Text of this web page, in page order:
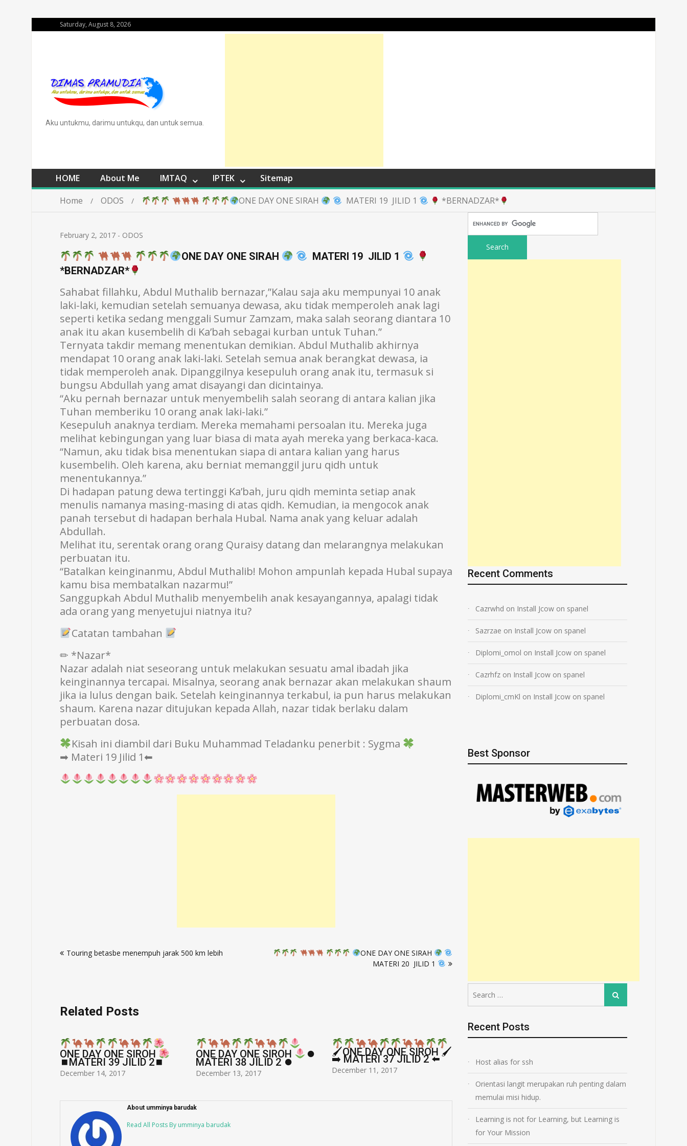
Saturday, August 8, 2026
Aku untukmu, darimu untukqu, dan untuk semua.
HOME About Me IMTAQ IPTEK
Sitemap
Home
ODOS ONE DAY ONE SIRAH MATERI 19 JILID 1 *BERNADZAR*
February 2, 2017 - ODOS
ONE DAY ONE SIRAH
MATERI 19 JILID 1
*BERNADZAR*
Sahabat fillahku, Abdul Muthalib bernazar,”Kalau saja aku mempunyai 10 anak
laki-laki, kemudian setelah semuanya dewasa, aku tidak memperoleh anak lagi
seperti ketika sedang menggali Sumur Zamzam, maka salah seorang diantara 10
anak itu akan kusembelih di Ka’bah sebagai kurban untuk Tuhan.”
Ternyata takdir memang menentukan demikian. Abdul Muthalib akhirnya
mendapat 10 orang anak laki-laki. Setelah semua anak berangkat dewasa, ia
tidak memperoleh anak. Dipanggilnya kesepuluh orang anak itu, termasuk si
bungsu Abdullah yang amat disayangi dan dicintainya.
“Aku pernah bernazar untuk menyembelih salah seorang di antara kalian jika
Tuhan memberiku 10 orang anak laki-laki.”
Kesepuluh anaknya terdiam. Mereka memahami persoalan itu. Mereka juga
melihat kebingungan yang luar biasa di mata ayah mereka yang berkaca-kaca.
“Namun, aku tidak bisa menentukan siapa di antara kalian yang harus
kusembelih. Oleh karena, aku berniat memanggil juru qidh untuk
menentukannya.”
Di hadapan patung dewa tertinggi Ka’bah, juru qidh meminta setiap anak
menulis namanya masing-masing di atas qidh. Kemudian, ia mengocok anak
panah tersebut di hadapan berhala Hubal. Nama anak yang keluar adalah
Abdullah.
Melihat itu, serentak orang orang Quraisy datang dan melarangnya melakukan
perbuatan itu.
“Batalkan keinginanmu, Abdul Muthalib! Mohon ampunlah kepada Hubal supaya
kamu bisa membatalkan nazarmu!”
Sanggupkah Abdul Muthalib menyembelih anak kesayangannya, apalagi tidak
ada orang yang menyetujui niatnya itu?
Catatan tambahan
✏ *Nazar*
Nazar adalah niat seseorang untuk melakukan sesuatu amal ibadah jika
keinginannya tercapai. Misalnya, seorang anak bernazar akan melakukan shaum
jika ia lulus dengan baik. Setelah keinginannya terkabul, ia pun harus melakukan
shaum. Karena nazar ditujukan kepada Allah, nazar tidak berlaku dalam
perbuatan dosa.
Kisah ini diambil dari Buku Muhammad Teladanku penerbit : Sygma
➡ Materi 19 Jilid 1⬅
navigation
Touring betasbe menempuh jarak 500 km lebih
ONE DAY ONE SIRAH
MATERI 20 JILID 1
Related Posts
ONE DAY ONE SIROH
⏹MATERI 39 JILID 2⏹
December 14, 2017
ONE DAY ONE SIROH ⏺
MATERI 38 JILID 2 ⏺
December 13, 2017
🖌ONE DAY ONE SIROH 🖌
➡ MATERI 37 JILID 2 ⬅
December 11, 2017
⏺ MATERI 36 JILID 2 ⏺
October 4, 2017 January 16, 2018
About umminya barudak
Read All Posts By umminya barudak
Recent Comments
Cazrwhd on Install Jcow on spanel
Sazrzae on Install Jcow on spanel
Diplomi_omol on Install Jcow on spanel
Cazrhfz on Install Jcow on spanel
Diplomi_cmKl on Install Jcow on spanel
Best Sponsor
for:
Search
Recent Posts
Host alias for ssh
Orientasi langit merupakan ruh penting dalam
memulai misi hidup.
Learning is not for Learning, but Learning is
for Your Mission